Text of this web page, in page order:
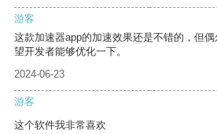
游客
这款加速器app的加速效果还是不错的，但
望开发者能够优化一下。
2024-06-23
游客
这个软件我非常喜欢